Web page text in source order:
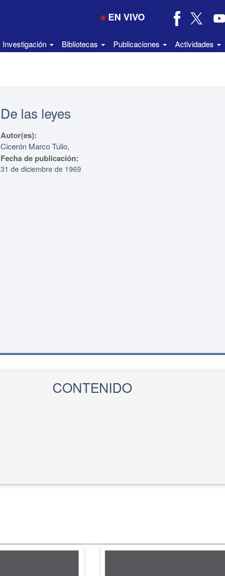
EN VIVO
Investigación Bibliotecas Publicaciones Actividades
De las leyes
Autor(es):
Cicerón Marco Tulio,
Fecha de publicación:
31 de diciembre de 1969
CONTENIDO